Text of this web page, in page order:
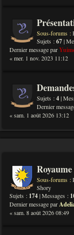
Sous-forums :
Sujets :67|
Dernier message par
« mer. 1 nov. 2023 11:12
Sujets :4|
Dernier
« sam. 1 août 2026 13:12
Sous-forums :
Shory
Sujets : 174| Messages :
Dernier message par
« sam. 8 août 2026 08:49